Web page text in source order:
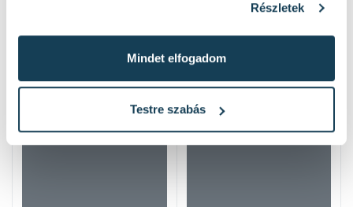
Részletek
Mindet elfogadom
Testre szabás
Hasonló termékek